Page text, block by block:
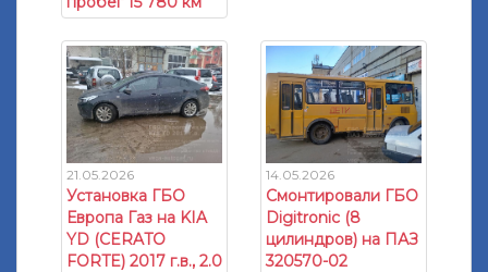
21.05.2026
Установка ГБО
Европа Газ на KIA
YD (CERATO
FORTE) 2017 г.в., 2.0
14.05.2026
Смонтировали ГБО
Digitronic (8
цилиндров) на ПАЗ
320570-02